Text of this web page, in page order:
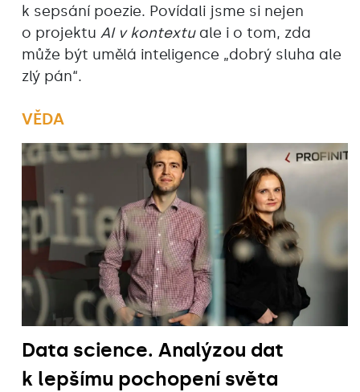
k sepsání poezie. Povídali jsme si nejen
o projektu AI v kontextuale i o tom, zda
může být umělá inteligence „dobrý sluha ale
zlý pán“.
VĚDA
Data science. Analýzou dat
k lepšímu pochopení světa